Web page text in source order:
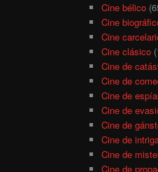
Cine bélico
Cine
Cine
Cine clásico
Cine de
Cine de
Cine de
Cine de
Cine de
Cine de
Cine de
Cine de